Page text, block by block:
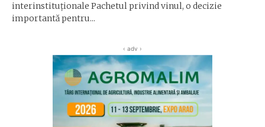
interinstituționale Pachetul privind vinul, o decizie
importantă pentru...
‹ adv ›